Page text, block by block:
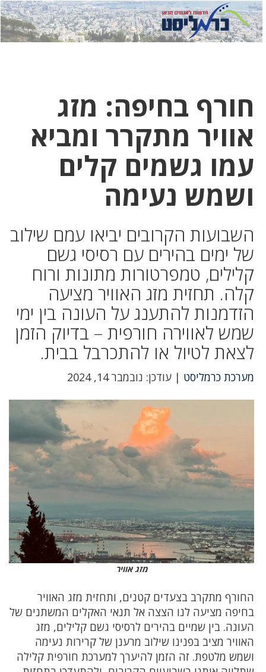
לחץ
כאן
לחץ
כדי
חורף בחיפה: מזג
אוויר מתקרר ומביא
עמו גשמים קלים
ושמש נעימה
השבועות הקרובים יביאו עמם שילוב
של ימים בהירים עם רסיסי גשם
קלילים, טמפרטורות מתונות ורוח
קלה. תחזית מזג האוויר מציעה
הזדמנות להתענג על העונה בין ימי
שמש לאווירה חורפית – בדיוק הזמן
לצאת לטיול או להתכרבל בבית.
מערכת כרמליסט | עודכן: נובמבר 14, 2024
מזג אוויר
החורף מתקרב בצעדים קטנים, ותחזית מזג האוויר
בחיפה מציעה לנו הצצה אל תנאי האקלים המשתנים של
העונה. בין שמיים בהירים לרסיסי גשם קלילים, מזג
האוויר מציב בפנינו שילוב מרענן של קרירות נעימה
ושמש מלטפת. זה הזמן להיערך למערכת חורפית קלילה